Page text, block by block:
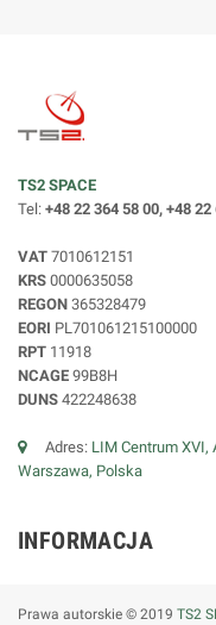
TS2 SPACE
Tel: +48 22 364 58 00, +48 22
VAT 7010612151
KRS 0000635058
REGON 365328479
EORI PL701061215100000
RPT 11918
NCAGE 99B8H
DUNS 422248638
Adres: LIM Centrum
Warszawa, Polska
INFORMACJA
Prawa autorskie © 2019 TS2